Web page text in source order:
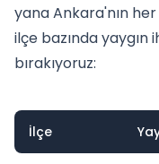
yana Ankara'nın
ilçe bazında
bırakıyoruz:
İlçe